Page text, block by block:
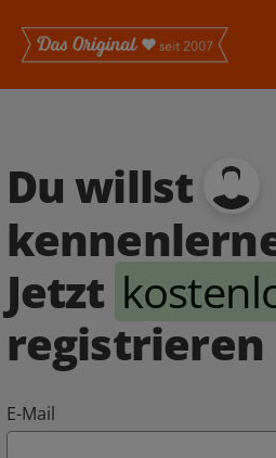
Du willst
Jetzt
registrieren
E-Mail